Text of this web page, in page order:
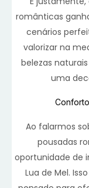
românticas
cenários
valorizar na
belezas
uma
Ao falarmos
pousadas
oportunidade de
Lua de Mel.